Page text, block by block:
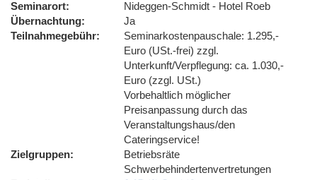
Seminarort
Nideggen-Schmidt - Hotel Roeb
Übernachtung
Ja
Teilnahmegebühr
Seminarkostenpauschale: 1.295,-
Euro (USt.-frei) zzgl.
Unterkunft/Verpflegung: ca. 1.030,-
Euro (zzgl. USt.)
Vorbehaltlich möglicher
Preisanpassung durch das
Veranstaltungshaus/den
Cateringservice!
Zielgruppen
Betriebsräte
Schwerbehindertenvertretungen